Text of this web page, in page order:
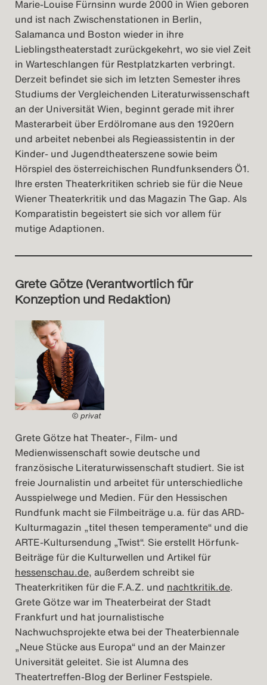
Marie-Louise Fürnsinn wurde 2000 in Wien geboren
und ist nach Zwischenstationen in Berlin,
Salamanca und Boston wieder in ihre
Lieblingstheaterstadt zurückgekehrt, wo sie viel Zeit
in Warteschlangen für Restplatzkarten verbringt.
Derzeit befindet sie sich im letzten Semester ihres
Studiums der Vergleichenden Literaturwissenschaft
an der Universität Wien, beginnt gerade mit ihrer
Masterarbeit über Erdölromane aus den 1920ern
und arbeitet nebenbei als Regieassistentin in der
Kinder- und Jugendtheaterszene sowie beim
Hörspiel des österreichischen Rundfunksenders Ö1.
Ihre ersten Theaterkritiken schrieb sie für die Neue
Wiener Theaterkritik und das Magazin The Gap. Als
Komparatistin begeistert sie sich vor allem für
mutige Adaptionen.
Grete Götze (Verantwortlich für
Konzeption und Redaktion)
© privat
Grete Götze hat Theater-, Film- und
Medienwissenschaft sowie deutsche und
französische Literaturwissenschaft studiert. Sie ist
freie Journalistin und arbeitet für unterschiedliche
Ausspielwege und Medien. Für den Hessischen
Rundfunk macht sie Filmbeiträge u.a. für das ARD-
Kulturmagazin „titel thesen temperamente“ und die
ARTE-Kultursendung „Twist“. Sie erstellt Hörfunk-
Beiträge für die Kulturwellen und Artikel für
hessenschau.de, außerdem schreibt sie
Theaterkritiken für die F.A.Z. und nachtkritik.de.
Grete Götze war im Theaterbeirat der Stadt
Frankfurt und hat journalistische
Nachwuchsprojekte etwa bei der Theaterbiennale
„Neue Stücke aus Europa“ und an der Mainzer
Universität geleitet. Sie ist Alumna des
Theatertreffen-Blog der Berliner Festspiele.